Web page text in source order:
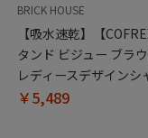
BRICK HOUSE
【吸水速乾】【
タンド ビジュー ブラ
レディースデザインシ
￥5,489